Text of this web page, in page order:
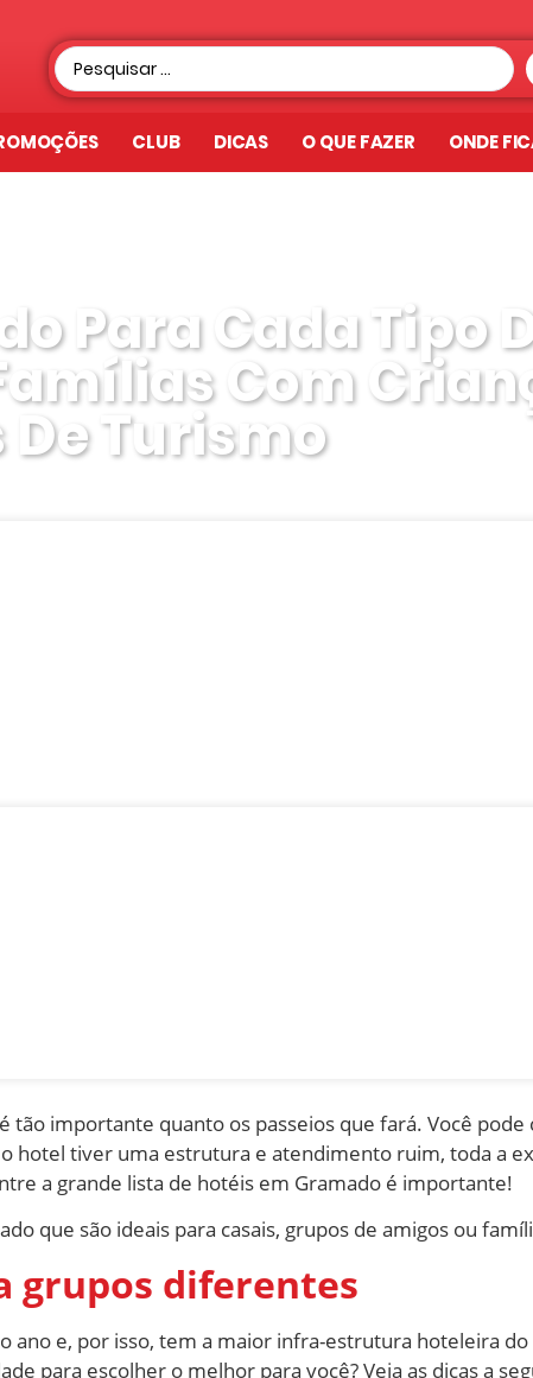
CLUB DICAS O QUE FAZER ONDE
Para Cada Tipo
Com
De Turismo
tão importante quanto os passeios que fará. Você
hotel tiver uma estrutura e atendimento ruim, toda a
a grande lista de hotéis em Gramado é importante!
que são ideais para casais, grupos de amigos ou
grupos diferentes
e, por isso, tem a maior infra-estrutura hoteleira do
para escolher o melhor para você? Veja as dicas a